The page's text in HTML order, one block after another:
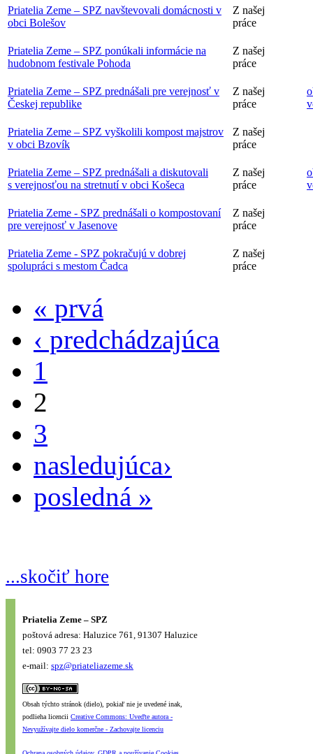
Priatelia Zeme – SPZ navštevovali domácnosti v
obci Bolešov
Z našej
práce
Priatelia Zeme – SPZ ponúkali informácie na
hudobnom festivale Pohoda
Z našej
práce
Priatelia Zeme – SPZ prednášali pre verejnosť v
Českej republike
Z našej
práce
Priatelia Zeme – SPZ vyškolili kompost majstrov
v obci Bzovík
Z našej
práce
Priatelia Zeme – SPZ prednášali a diskutovali
s verejnosťou na stretnutí v obci Košeca
Z našej
práce
Priatelia Zeme - SPZ prednášali o kompostovaní
pre verejnosť v Jasenove
Z našej
práce
Priatelia Zeme - SPZ pokračujú v dobrej
spolupráci s mestom Čadca
Z našej
práce
« prvá
‹ predchádzajúca
1
2
3
nasledujúca›
posledná »
...skočiť hore
Priatelia Zeme – SPZ
poštová adresa: Haluzice 761, 91307 Haluzice
tel: 0903 77 23 23
e-mail: spz@priateliazeme.sk
Obsah týchto stránok (dielo), pokiaľ nie je uvedené inak,
podlieha licencii Creative Commons: Uveďte autora -
Nevyužívajte dielo komerčne - Zachovajte licenciu